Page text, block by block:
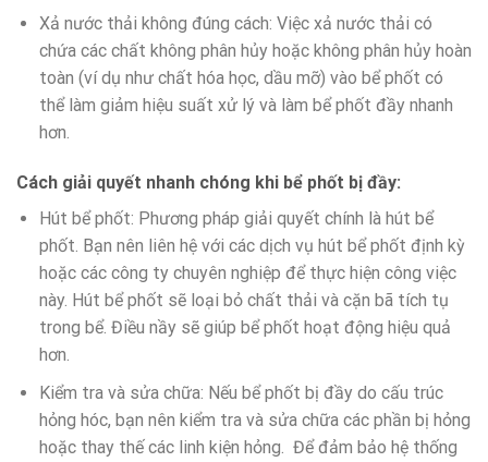
Xả nước thải không đúng cách: Việc xả nước thải có
chứa các chất không phân hủy hoặc không phân hủy hoàn
toàn (ví dụ như chất hóa học, dầu mỡ) vào bể phốt có
thể làm giảm hiệu suất xử lý và làm bể phốt đầy nhanh
hơn.
Cách giải quyết nhanh chóng khi bể phốt bị đầy:
Hút bể phốt: Phương pháp giải quyết chính là hút bể
phốt. Bạn nên liên hệ với các dịch vụ hút bể phốt định kỳ
hoặc các công ty chuyên nghiệp để thực hiện công việc
này. Hút bể phốt sẽ loại bỏ chất thải và cặn bã tích tụ
trong bể. Điều nầy sẽ giúp bể phốt hoạt động hiệu quả
hơn.
Kiểm tra và sửa chữa: Nếu bể phốt bị đầy do cấu trúc
hỏng hóc, bạn nên kiểm tra và sửa chữa các phần bị hỏng
hoặc thay thế các linh kiện hỏng. Để đảm bảo hệ thống